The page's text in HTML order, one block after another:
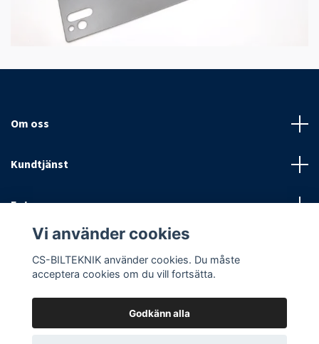
Om oss
Kundtjänst
Fotmeny
Vi använder cookies
CS-BILTEKNIK använder cookies. Du måste
acceptera cookies om du vill fortsätta.
Godkänn alla